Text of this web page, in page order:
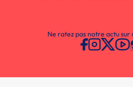
Ne ratez pas notre actu sur